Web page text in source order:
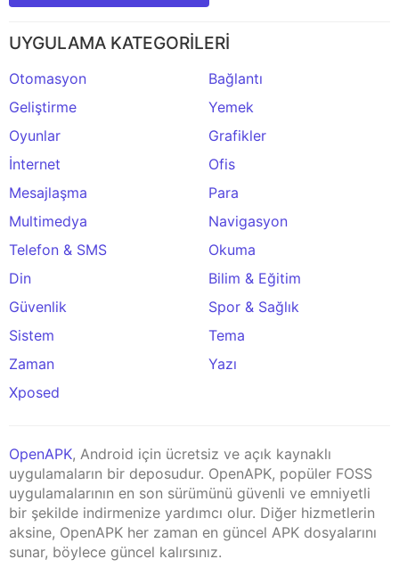
UYGULAMA KATEGORİLERİ
Otomasyon
Bağlantı
Geliştirme
Yemek
Oyunlar
Grafikler
İnternet
Ofis
Mesajlaşma
Para
Multimedya
Navigasyon
Telefon & SMS
Okuma
Din
Bilim & Eğitim
Güvenlik
Spor & Sağlık
Sistem
Tema
Zaman
Yazı
Xposed
OpenAPK, Android için ücretsiz ve açık kaynaklı
uygulamaların bir deposudur. OpenAPK, popüler FOSS
uygulamalarının en son sürümünü güvenli ve emniyetli
bir şekilde indirmenize yardımcı olur. Diğer hizmetlerin
aksine, OpenAPK her zaman en güncel APK dosyalarını
sunar, böylece güncel kalırsınız.